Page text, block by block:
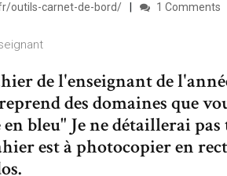
outils-carnet-de-bord/ 1 Comments
de l'enseignant de
des domaines que
bleu" Je ne détaillerai
est à photocopier en